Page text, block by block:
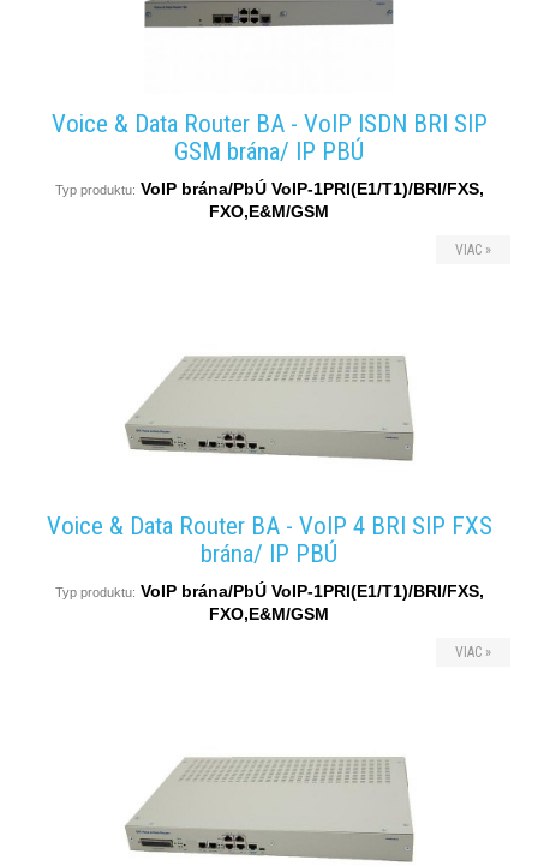
Voice & Data Router BA - VoIP ISDN BRI SIP
GSM brána/ IP PBÚ
Typ produktu: VoIP brána/PbÚ VoIP-1PRI(E1/T1)/BRI/FXS,
FXO,E&M/GSM
VIAC »
Voice & Data Router BA - VoIP 4 BRI SIP FXS
brána/ IP PBÚ
Typ produktu: VoIP brána/PbÚ VoIP-1PRI(E1/T1)/BRI/FXS,
FXO,E&M/GSM
VIAC »